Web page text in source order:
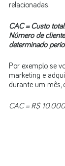
relacionadas.
CAC = Custo
Número de
determinado
Por exemplo, se
marketing e
durante um mês,
CAC = R$